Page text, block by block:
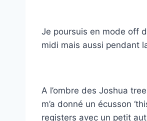
Je poursuis en mode off
midi mais aussi pendant
A l’ombre des Joshua
m’a donné un écusson
registers avec un petit